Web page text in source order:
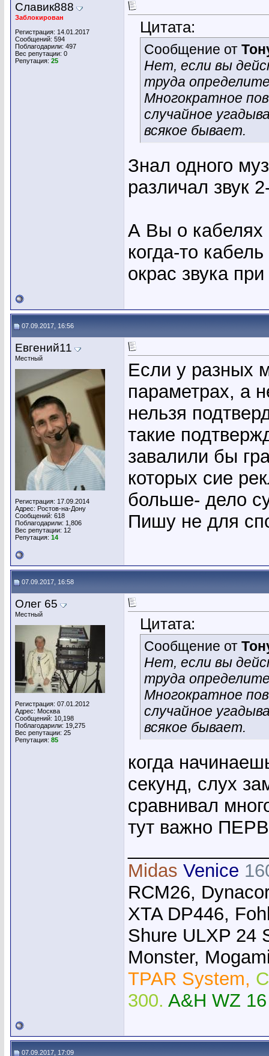
Славик888
Заблокирован
Регистрация: 14.01.2017
Сообщений: 594
Поблагодарили: 497
Вес репутации: 0
Репутация: 25
Цитата:
Сообщение от
Нет, если вы
труда определите
Многократное
случайное
всякое бывает.
Знал одного
различал звук
А Вы о кабелях
когда-то
окрас звука
07.09.2017, 16:56
Евгений11
Местный
Регистрация: 17.09.2014
Адрес: Ростов-на-Дону
Сообщений: 618
Поблагодарили: 1,806
Вес репутации: 12
Репутация: 14
Если у разных
параметрах, а
нельзя
такие
завалили бы
которых сие
больше- дело
Пишу не для
07.09.2017, 16:58
Олег 65
Местный
Регистрация: 07.01.2012
Адрес: Москва
Сообщений: 10,198
Поблагодарили: 19,275
Вес репутации: 25
Репутация: 85
Цитата:
Сообщение от
Нет, если вы
труда определите
Многократное
случайное
всякое бывает.
когда
секунд, слух
сравнивал
тут важно
Midas Venice
RCM26,
XTA DP446,
Shure ULXP 24
Monster,
TPAR System,
300. A&H WZ
07.09.2017, 17:09